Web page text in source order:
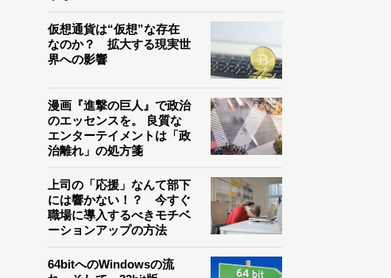
仮想通貨は“仮想”な存在
なのか？ 拡大する現実世
界への影響
漫画『進撃の巨人』で政治
のエッセンスを。 良質な
エンターテイメントは「政
治離れ」の処方箋
上司の「応援」なんて部下
には響かない！？ 今すぐ
職場に導入するべきモチベ
ーションアップの方法
64bitへのWindowsの流